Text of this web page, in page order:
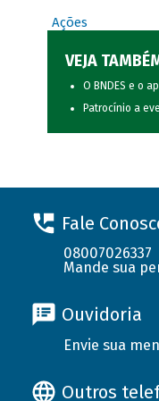
Ações
VEJA
O BNDES e o
Patrocínio a
Fale
08007026337
Mande sua
Ouvidoria
Envie sua
Outros